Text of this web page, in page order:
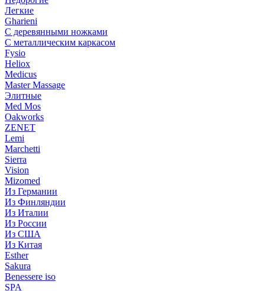
Легкие
Gharieni
С деревянными ножками
С металлическим каркасом
Fysio
Heliox
Medicus
Master Massage
Элитные
Med Mos
Oakworks
ZENET
Lemi
Marchetti
Sierra
Vision
Mizomed
Из Германии
Из Финляндии
Из Италии
Из России
Из США
Из Китая
Esther
Sakura
Benessere iso
SPA